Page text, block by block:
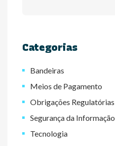
Categorias
Bandeiras
Meios de Pagamento
Obrigações Regulatórias
Segurança da Informação
Tecnologia